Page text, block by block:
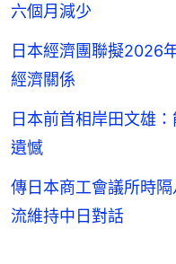
六個月減少
日本經濟團聯擬2026
經濟關係
日本前首相岸田文雄
遺憾
傳日本商工會議所時
流維持中日對話